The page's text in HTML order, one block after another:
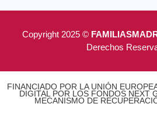
Copyright 2025 ©
Derechos
FINANCIADO POR LA UNIÓN
DIGITAL POR LOS FONDOS NEXT
MECANISMO DE